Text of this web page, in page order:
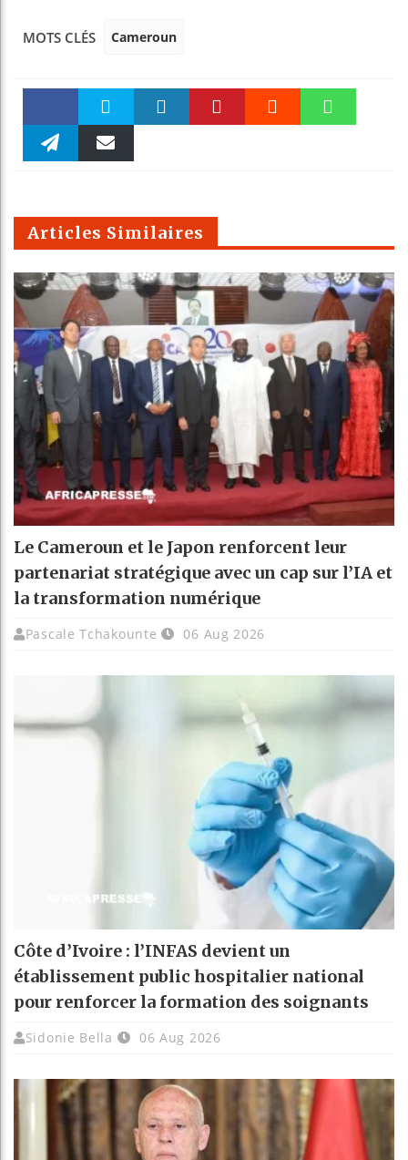
MOTS CLÉS Cameroun
Faceboo Twitter
m
Articles Similaires
Le Cameroun et le Japon renforcent leur
partenariat stratégique avec un cap sur l’IA et
la transformation numérique
Pascale Tchakounte 06 Aug 2026
Côte d’Ivoire : l’INFAS devient un
établissement public hospitalier national
pour renforcer la formation des soignants
Sidonie Bella 06 Aug 2026